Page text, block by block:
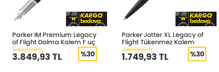
Parker IM Premium Legacy
of Flight Dolma Kalem F uç
5.499,90 TL
3.849,93 TL %30
Parker Jotter XL Legacy of
Flight Tükenmez Kalem
2.499,90 TL
1.749,93 TL %30